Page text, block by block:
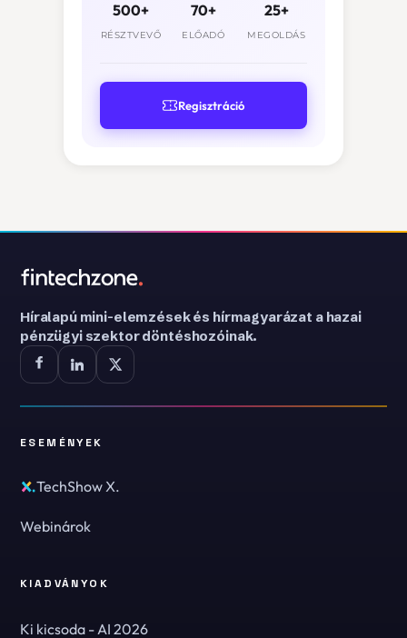
500+
RÉSZTVEVŐ
70+
ELŐADÓ
25+
MEGOLDÁS
Regisztráció
Híralapú mini-elemzések és hírmagyarázat a hazai
pénzügyi szektor döntéshozóinak.
ESEMÉNYEK
TechShow X.
Webinárok
KIADVÁNYOK
Ki kicsoda - AI 2026